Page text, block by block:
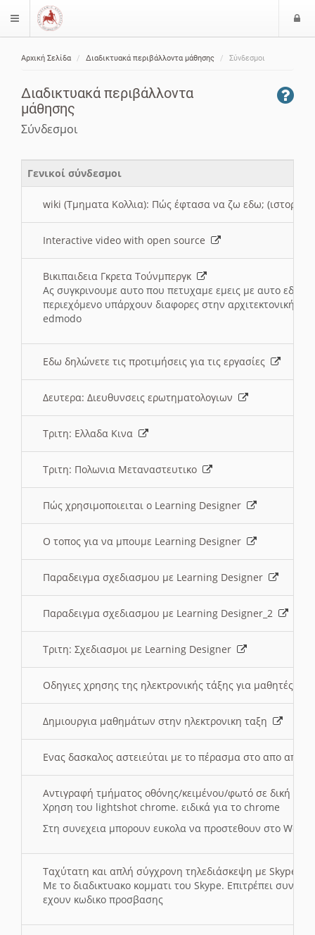
$langMenu
Αρχική Σελίδα Διαδικτυακά περιβάλλοντα μάθησης Σύνδεσμοι
Διαδικτυακά περιβάλλοντα
μάθησης
Σύνδεσμοι
Γενικοί σύνδεσμοι
wiki (Τμηματα Κολλια): Πώς έφτασα να ζω εδω; (ιστορια)
Interactive video with open source
Βικιπαιδεια Γκρετα Τούνμπεργκ
Ας συγκρινουμε αυτο που πετυχαμε εμεις με αυτο εδω
περιεχόμενο υπάρχουν διαφορες στην αρχιτεκτονική
edmodo
Εδω δηλώνετε τις προτιμήσεις για τις εργασίες
Δευτερα: Διευθυνσεις ερωτηματολογιων
Τριτη: Ελλαδα Κινα
Τριτη: Πολωνια Μεταναστευτικο
Πώς χρησιμοποιειται ο Learning Designer
O τοπος για να μπουμε Learning Designer
Παραδειγμα σχεδιασμου με Learning Designer
Παραδειγμα σχεδιασμου με Learning Designer_2
Τριτη: Σχεδιασμοι με Learning Designer
Οδηγιες χρησης της ηλεκτρονικής τάξης για μαθητές
Δημιουργια μαθημάτων στην ηλεκτρονικη ταξη
Ενας δασκαλος αστειεύται με το πέρασμα στο απο
Αντιγραφή τμήματος οθόνης/κειμένου/φωτό σε δική
Χρηση του lightshot chrome. ειδικά για το chrome
Στη συνεχεια μπορουν ευκολα να προστεθουν στο Word
Ταχύτατη και απλή σύγχρονη τηλεδιάσκεψη με Skype
Με το διαδικτυακο κομματι του Skype. Επιτρέπει
εχουν κωδικο προσβασης